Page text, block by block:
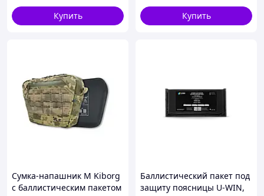
Купить Купить
Сумка-напашник M Kiborg
с баллистическим пакетом
Баллистический пакет под
защиту поясницы U-WIN,